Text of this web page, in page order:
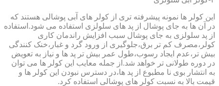
این کولر ها نمونه پیشرفته تری از کولر های آبی پوشالی هستند که
در آن ها به جای پوشال از پد های سلولزی استفاده می شود.استفاده
از پد سلولزی به جای پوشال سبب افزایش راندمان کاری
کولر،مصرف کم تر برق،جلوگیری از ورود گرد و غبار،خنک کنندگی
بیش تر،عدم ایجاد رسوب،طول عمر بیش تر پد ها و نیاز به تعویض
در دوره طولانی تر خواهد شد.از جمله معایب این کولر ها می توان
به انتشار بوی نا مطبوع از پد ها،در دسترس نبودن این کولر ها و
قیمت بالا به نسبت کولر های پوشالی استفاده کرد.